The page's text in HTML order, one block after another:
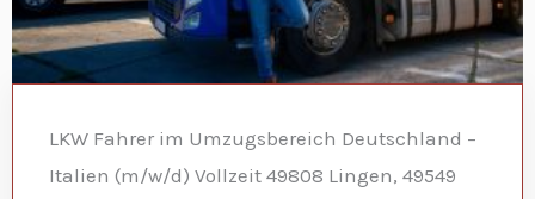
LKW Fahrer im Umzugsbereich Deutschland –
Italien (m/w/d) Vollzeit 49808 Lingen, 49549